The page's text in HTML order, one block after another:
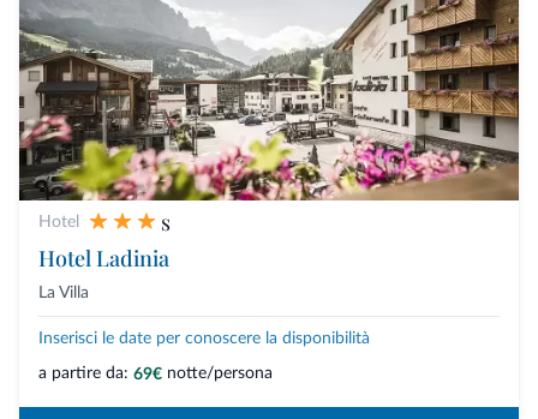
Hotel
s
Hotel Ladinia
La Villa
Inserisci le date per conoscere la disponibilità
a partire da: 69€ notte/persona